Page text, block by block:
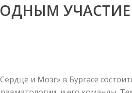
и Мозг» в Бургасе